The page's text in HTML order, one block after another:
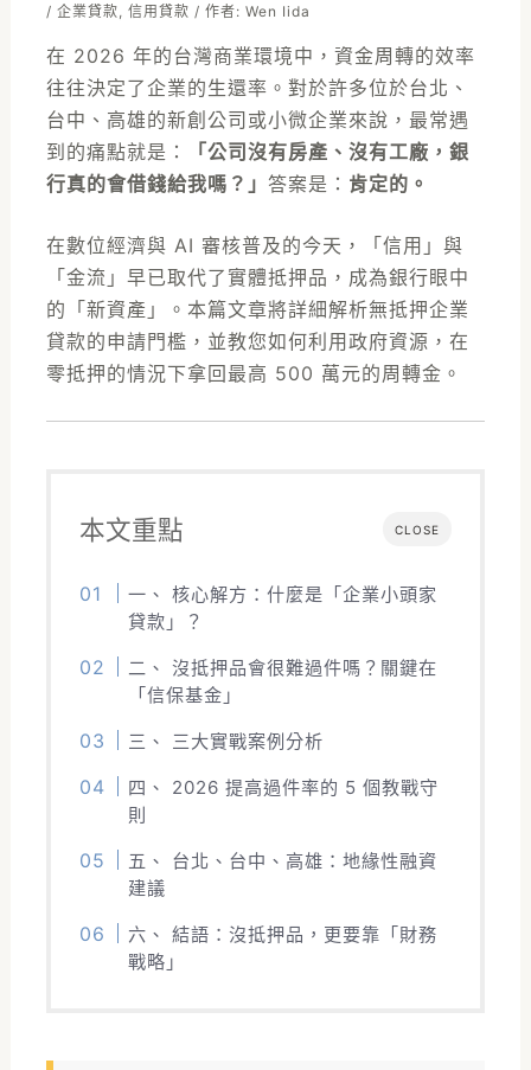
/ 企業貸款 信用貸款 / 作者: Wen Iida
在 2026 年的台灣商業環境中，資金周轉的效率
往往決定了企業的生還率。對於許多位於台北、
台中、高雄的新創公司或小微企業來說，最常遇
到的痛點就是：
「公司沒有房產、沒有工廠，銀
行真的會借錢給我嗎？」 答案是： 肯定的。
在數位經濟與 AI 審核普及的今天，「信用」與
「金流」早已取代了實體抵押品，成為銀行眼中
的「新資產」。本篇文章將詳細解析無抵押企業
貸款的申請門檻，並教您如何利用政府資源，在
零抵押的情況下拿回最高 500 萬元的周轉金。
CLOSE
本文重點
一、 核心解方：什麼是「企業小頭家
貸款」？
二、 沒抵押品會很難過件嗎？關鍵在
「信保基金」
三、 三大實戰案例分析
四、 2026 提高過件率的 5 個教戰守
則
五、 台北、台中、高雄：地緣性融資
建議
六、 結語：沒抵押品，更要靠「財務
戰略」